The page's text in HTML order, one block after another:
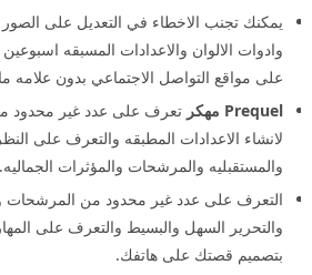
يمكنك تجنب الاخطاء في التعديل على
وادوات الالوان والاعدادات المسبقه
على مواقع التواصل الاجتماعي بدون علامه
Prequel مهكر
تعرف على عدد غير محدود
لانشاء الاعدادات المطبقه والتعرف على
والمستقبليه والمرشحات والمؤثرات الجماليه.
التعرف على عدد غير محدود من المرشحات
والتحرير السهل والبسيط والتعرف على
بتصميم قصتك على هاتفك.